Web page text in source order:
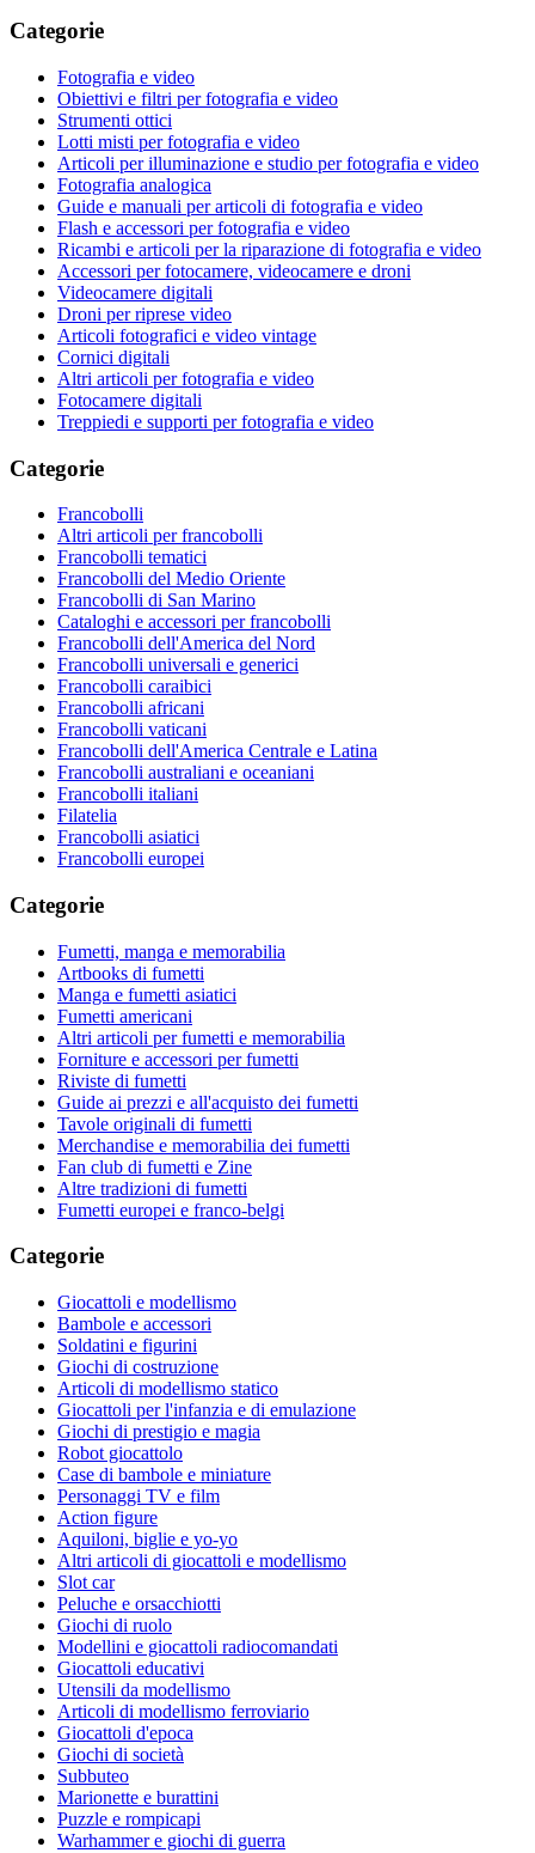
Categorie
Fotografia e video
Obiettivi e filtri per fotografia e video
Strumenti ottici
Lotti misti per fotografia e video
Articoli per illuminazione e studio per fotografia e video
Fotografia analogica
Guide e manuali per articoli di fotografia e video
Flash e accessori per fotografia e video
Ricambi e articoli per la riparazione di fotografia e video
Accessori per fotocamere, videocamere e droni
Videocamere digitali
Droni per riprese video
Articoli fotografici e video vintage
Cornici digitali
Altri articoli per fotografia e video
Fotocamere digitali
Treppiedi e supporti per fotografia e video
Categorie
Francobolli
Altri articoli per francobolli
Francobolli tematici
Francobolli del Medio Oriente
Francobolli di San Marino
Cataloghi e accessori per francobolli
Francobolli dell'America del Nord
Francobolli universali e generici
Francobolli caraibici
Francobolli africani
Francobolli vaticani
Francobolli dell'America Centrale e Latina
Francobolli australiani e oceaniani
Francobolli italiani
Filatelia
Francobolli asiatici
Francobolli europei
Categorie
Fumetti, manga e memorabilia
Artbooks di fumetti
Manga e fumetti asiatici
Fumetti americani
Altri articoli per fumetti e memorabilia
Forniture e accessori per fumetti
Riviste di fumetti
Guide ai prezzi e all'acquisto dei fumetti
Tavole originali di fumetti
Merchandise e memorabilia dei fumetti
Fan club di fumetti e Zine
Altre tradizioni di fumetti
Fumetti europei e franco-belgi
Categorie
Giocattoli e modellismo
Bambole e accessori
Soldatini e figurini
Giochi di costruzione
Articoli di modellismo statico
Giocattoli per l'infanzia e di emulazione
Giochi di prestigio e magia
Robot giocattolo
Case di bambole e miniature
Personaggi TV e film
Action figure
Aquiloni, biglie e yo-yo
Altri articoli di giocattoli e modellismo
Slot car
Peluche e orsacchiotti
Giochi di ruolo
Modellini e giocattoli radiocomandati
Giocattoli educativi
Utensili da modellismo
Articoli di modellismo ferroviario
Giocattoli d'epoca
Giochi di società
Subbuteo
Marionette e burattini
Puzzle e rompicapi
Warhammer e giochi di guerra